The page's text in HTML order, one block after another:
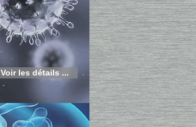
Voir les détails ...